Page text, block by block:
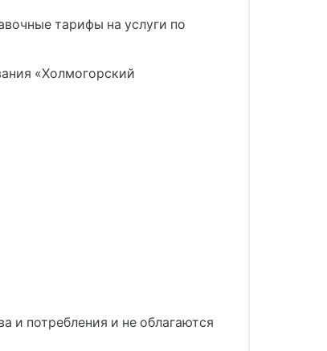
тарифы на услуги по
«Холмогорский
и потребления и не облагаются